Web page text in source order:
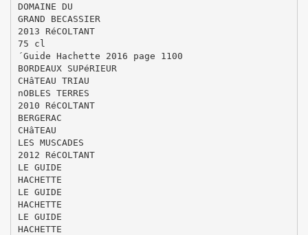
DOMAINE DU
GRAND BECASSIER
2013 RéCOLTANT
75 cl
´Guide Hachette 2016 page 1100
BORDEAUX SUPéRIEUR
CHâTEAU TRIAU
nOBLES TERRES
2010 RéCOLTANT
BERGERAC
CHâTEAU
LES MUSCADES
2012 RéCOLTANT
LE GUIDE
HACHETTE
LE GUIDE
HACHETTE
LE GUIDE
HACHETTE